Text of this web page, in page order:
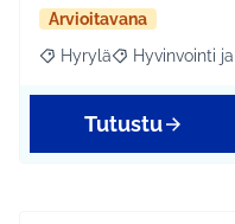
Arvioitavana
Rajaa tulokset aihepiirin
Hyrylä Rajaa tulokset
Hyvinvointi
Tutustu